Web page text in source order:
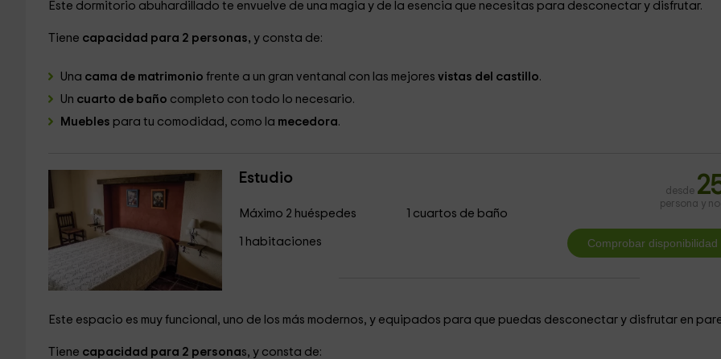
Este dormitorio abuhardillado te envuelve de una magia y de la esencia que necesitas para desconectar y disfrutar.
Tiene capacidad para 2 personas, y consta de:
Una cama de matrimonio frente a un gran ventanal con las mejores vistas del castillo.
Un cuarto de baño completo con todo lo necesario.
Muebles para tu comodidad, como la mecedora.
Estudio
Máximo 2 huéspedes
1 habitaciones
1 cuartos de baño
desde
persona y
Este espacio es muy funcional, uno de los más modernos, y equipados para que puedas desconectar y disfrutar en
Tiene capacidad para 2 personas, y consta de: